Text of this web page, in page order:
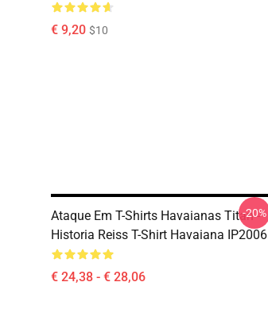
€ 9,20 $10
Ataque Em T-Shirts Havaianas Titan -
Historia Reiss T-Shirt Havaiana IP2006
€ 24,38 - € 28,06
-20%